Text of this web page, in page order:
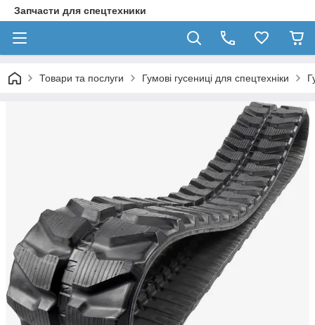
Запчасти для спецтехники
Товари та послуги Гумові гусениці для спецтехніки